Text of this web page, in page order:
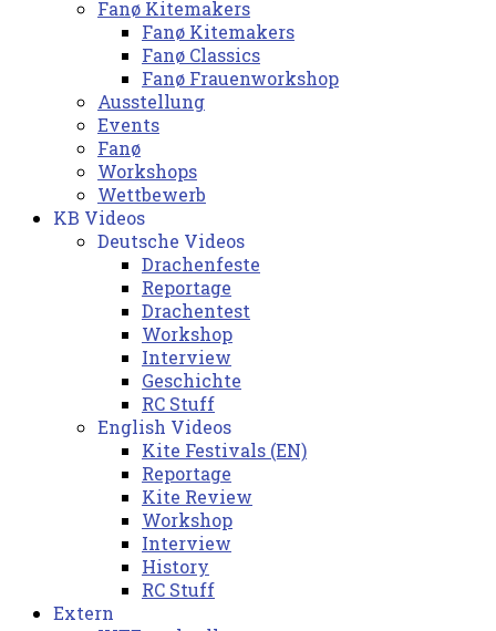
Fanø Kitemakers
Fanø Kitemakers
Fanø Classics
Fanø Frauenworkshop
Ausstellung
Events
Fanø
Workshops
Wettbewerb
KB Videos
Deutsche Videos
Drachenfeste
Reportage
Drachentest
Workshop
Interview
Geschichte
RC Stuff
English Videos
Kite Festivals (EN)
Reportage
Kite Review
Workshop
Interview
History
RC Stuff
Extern